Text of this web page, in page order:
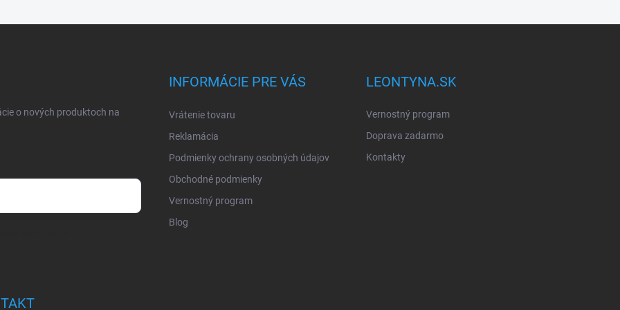
o nových produktoch na
INFORMÁCIE PRE VÁS
Vrátenie tovaru
Reklamácia
Podmienky ochrany osobných údajov
Obchodné podmienky
Vernostný program
Blog
LEONTYNA.SK
Vernostný program
Doprava zadarmo
Kontakty